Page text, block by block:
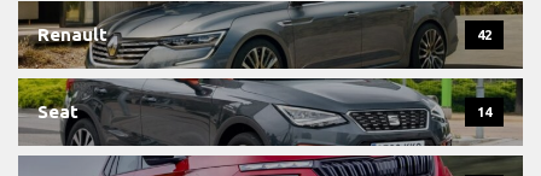
Renault 42
Seat 14